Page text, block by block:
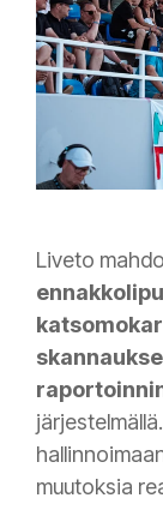
Liveto
muutoksia